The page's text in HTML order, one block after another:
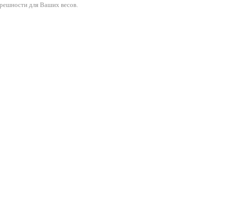
для Ваших весов.